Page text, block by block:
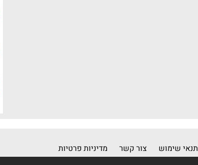
תנאי שימוש צור קשר מדיניות פרטיות